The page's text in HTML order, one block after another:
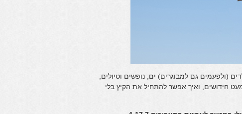
(ולפעמים גם למבוגרים) ים, נופשים וטיולים,
חידושים, ואיך אפשר להתחיל את הקיץ בלי